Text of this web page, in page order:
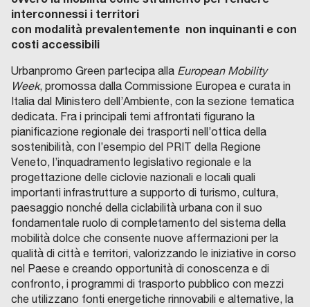
interconnessi i territori
con modalità prevalentemente non inquinanti e con
costi accessibili
Urbanpromo Green partecipa alla European Mobility
Week, promossa dalla Commissione Europea e curata in
Italia dal Ministero dell’Ambiente, con la sezione tematica
dedicata. Fra i principali temi affrontati figurano la
pianificazione regionale dei trasporti nell’ottica della
sostenibilità, con l’esempio del PRIT della Regione
Veneto, l’inquadramento legislativo regionale e la
progettazione delle ciclovie nazionali e locali quali
importanti infrastrutture a supporto di turismo, cultura,
paesaggio nonché della ciclabilità urbana con il suo
fondamentale ruolo di completamento del sistema della
mobilità dolce che consente nuove affermazioni per la
qualità di città e territori, valorizzando le iniziative in corso
nel Paese e creando opportunità di conoscenza e di
confronto, i programmi di trasporto pubblico con mezzi
che utilizzano fonti energetiche rinnovabili e alternative, la